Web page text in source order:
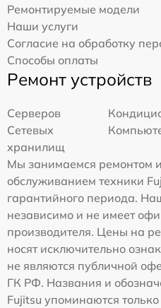
Ремонтируемые модели
Наши услуги
Согласие на обработку
Способы оплаты
Ремонт устройств
Серверов
Сетевых
хранилищ
Мы занимаемся ремонтом
обслуживанием техники
гарантийного периода.
независимо и не имеет
производителя. Цены на
носят исключительно
не являются публичной
ГК РФ. Названия и
Fujitsu упоминаются